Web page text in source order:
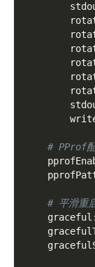
# PProf
# 平滑重
graceful :